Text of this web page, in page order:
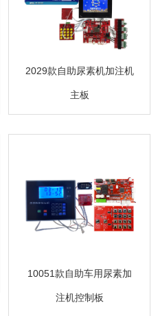
2029款自助尿素机加注机
主板
10051款自助车用尿素加
注机控制板